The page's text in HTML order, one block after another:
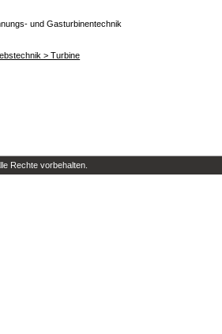
und Gasturbinentechnik
> Turbine
Rechte vorbehalten.